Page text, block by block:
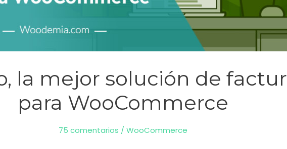
la mejor solución de
para WooCommerce
75 comentarios / WooCommerce